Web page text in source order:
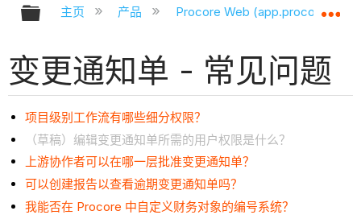
扩展/隐缩全局层次
主页 产品 Procore Web
变更通知单 - 常见问题
项目级别工作流有哪些细分权限？
（草稿）编辑变更通知单所需的用户权限是什么？
上游协作者可以在哪一层批准变更通知单？
可以创建报告以查看逾期变更通知单吗？
我能否在 Procore 中自定义财务对象的编号系统？